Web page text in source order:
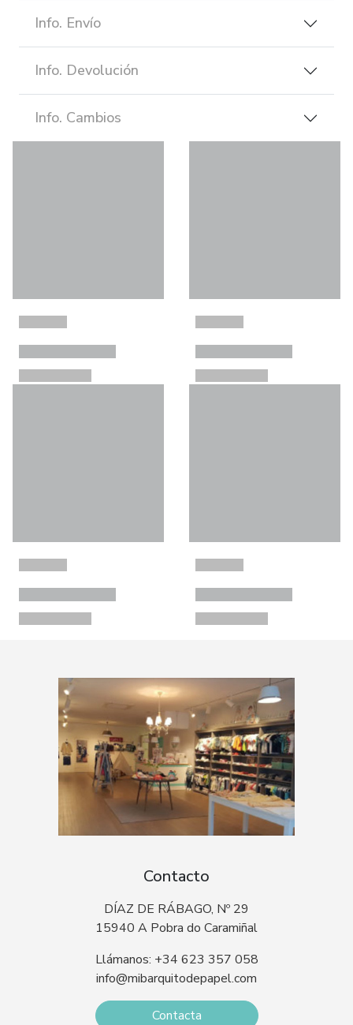
Info. Envío
Info. Devolución
Info. Cambios
Contacto
DÍAZ DE RÁBAGO, Nº 29
15940 A Pobra do Caramiñal
Llámanos: +34 623 357 058
info@mibarquitodepapel.com
Contacta